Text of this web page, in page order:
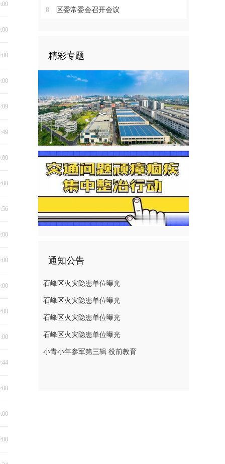
8 区委常委会召开会议
精彩专题
通知公告
石峰区火灾隐患单位曝光
石峰区火灾隐患单位曝光
石峰区火灾隐患单位曝光
石峰区火灾隐患单位曝光
小青小年参军第三辑 役前教育